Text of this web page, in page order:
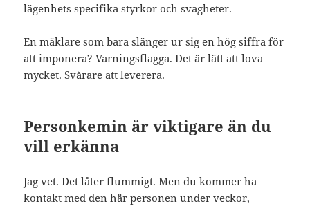
lägenhets specifika styrkor och svagheter.
En mäklare som bara slänger ur sig en hög siffra för
att imponera? Varningsflagga. Det är lätt att lova
mycket. Svårare att leverera.
Personkemin är viktigare än du
vill erkänna
Jag vet. Det låter flummigt. Men du kommer ha
kontakt med den här personen under veckor,